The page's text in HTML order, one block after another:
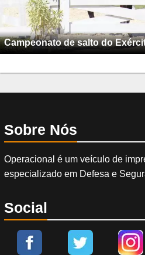
Campeonato de salto do
Sobre Nós
Operacional é um veículo de
especializado em Defesa e
Social